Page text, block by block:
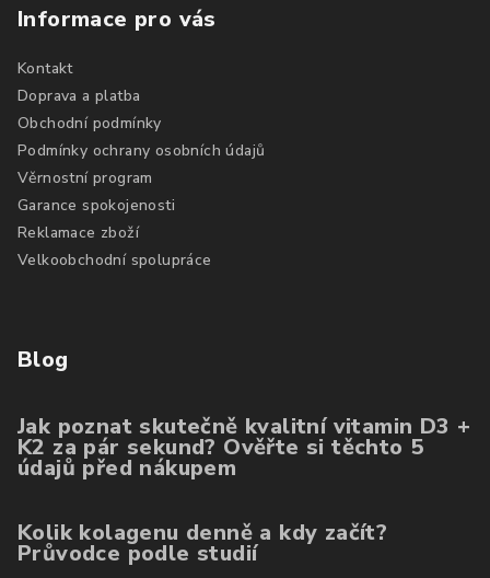
Informace pro vás
Kontakt
Doprava a platba
Obchodní podmínky
Podmínky ochrany osobních údajů
Věrnostní program
Garance spokojenosti
Reklamace zboží
Velkoobchodní spolupráce
Blog
Jak poznat skutečně kvalitní vitamin D3 +
K2 za pár sekund? Ověřte si těchto 5
údajů před nákupem
Kolik kolagenu denně a kdy začít?
Průvodce podle studií